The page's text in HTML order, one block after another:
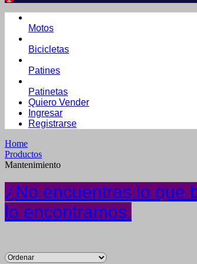
Motos
Bicicletas
Patines
Patinetas
Quiero Vender
Ingresar
Registrarse
Home
Productos
Mantenimiento
¿No encuentras lo que
lo encontramos.